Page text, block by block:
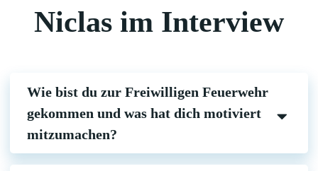
Niclas im Interview
Wie bist du zur Freiwilligen Feuerwehr
gekommen und was hat dich motiviert
mitzumachen?